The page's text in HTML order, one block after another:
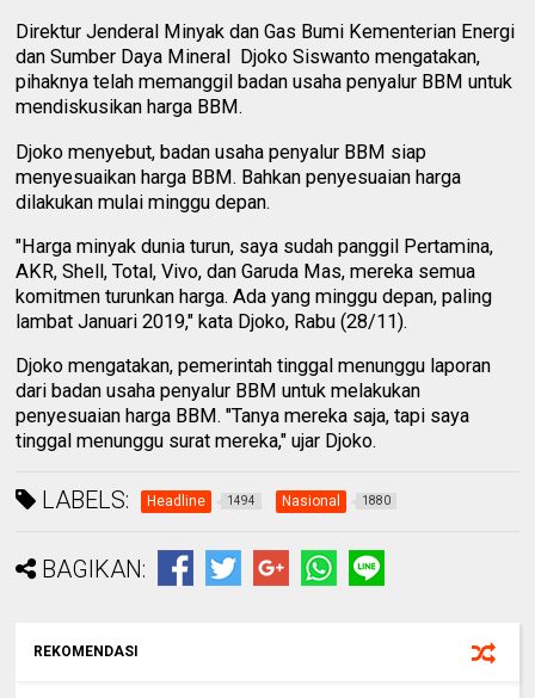
Direktur Jenderal Minyak dan Gas Bumi Kementerian Energi
dan Sumber Daya Mineral Djoko Siswanto mengatakan,
pihaknya telah memanggil badan usaha penyalur BBM untuk
mendiskusikan harga BBM.
Djoko menyebut, badan usaha penyalur BBM siap
menyesuaikan harga BBM. Bahkan penyesuaian harga
dilakukan mulai minggu depan.
"Harga minyak dunia turun, saya sudah panggil Pertamina,
AKR, Shell, Total, Vivo, dan Garuda Mas, mereka semua
komitmen turunkan harga. Ada yang minggu depan, paling
lambat Januari 2019," kata Djoko, Rabu (28/11).
Djoko mengatakan, pemerintah tinggal menunggu laporan
dari badan usaha penyalur BBM untuk melakukan
penyesuaian harga BBM. "Tanya mereka saja, tapi saya
tinggal menunggu surat mereka," ujar Djoko.
LABELS: Headline 1494 Nasional 1880
BAGIKAN:
REKOMENDASI